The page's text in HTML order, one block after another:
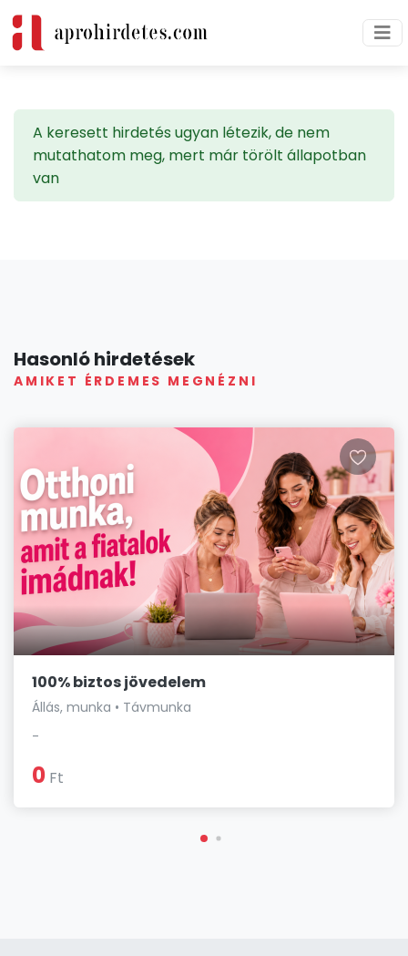
A keresett hirdetés ugyan létezik, de nem
mutathatom meg, mert már törölt állapotban
van
Hasonló hirdetések
AMIKET ÉRDEMES MEGNÉZNI
100% biztos jövedelem
Állás, munka • Távmunka
-
0 Ft